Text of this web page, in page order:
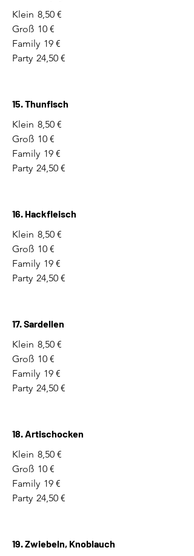
Klein 8,50 €
Groß 10 €
Family 19 €
Party 24,50 €
15. Thunfisch
Klein 8,50 €
Groß 10 €
Family 19 €
Party 24,50 €
16. Hackfleisch
Klein 8,50 €
Groß 10 €
Family 19 €
Party 24,50 €
17. Sardellen
Klein 8,50 €
Groß 10 €
Family 19 €
Party 24,50 €
18. Artischocken
Klein 8,50 €
Groß 10 €
Family 19 €
Party 24,50 €
19. Zwiebeln, Knoblauch